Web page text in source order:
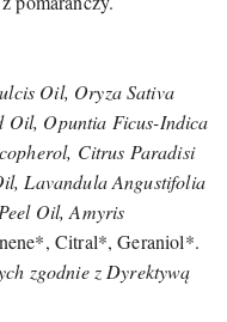
Oil, Oryza Sativa
Oil, Opuntia Ficus-Indica
Citrus Paradisi
Lavandula Angustifolia
Oil, Amyris
Citral*, Geraniol*.
zgodnie z Dyrektywą